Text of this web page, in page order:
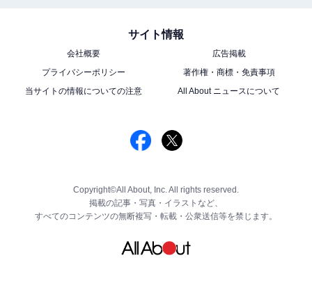
サイト情報
会社概要
広告掲載
プライバシーポリシー
著作権・商標・免責事項
当サイトの情報についての注意
All About ニュースについて
Copyright©All About, Inc. All rights reserved.
掲載の記事・写真・イラストなど、
すべてのコンテンツの無断複写・転載・公衆送信等を禁じます。